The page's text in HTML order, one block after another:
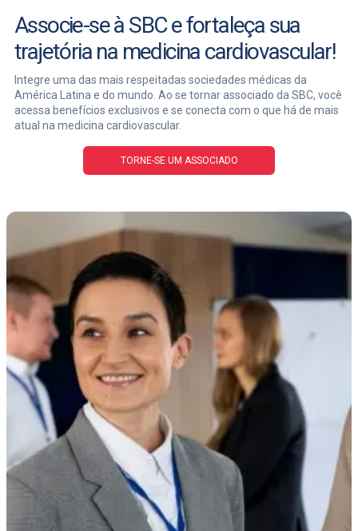
Associe-se à SBC e fortaleça sua
trajetória na medicina cardiovascular!
Integre uma das mais respeitadas sociedades médicas da
América Latina e do mundo. Ao se tornar associado da SBC, você
acessa benefícios exclusivos e se conecta com o que há de mais
atual na medicina cardiovascular.
TORNE-SE UM ASSOCIADO